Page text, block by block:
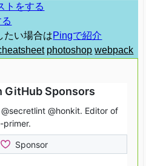
トをする
たい場合はPingで紹介
photoshop webpack